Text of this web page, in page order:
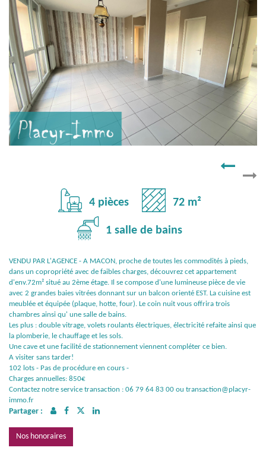
4 pièces 72 m²
1 salle de bains
VENDU PAR L'AGENCE - A MACON, proche de toutes les commodités à pieds,
dans un copropriété avec de faibles charges, découvrez cet appartement
d'env.72m² situé au 2ème étage. Il se compose d'une lumineuse pièce de vie
avec 2 grandes baies vitrées donnant sur un balcon orienté EST. La cuisine est
meublée et équipée (plaque, hotte, four). Le coin nuit vous offrira trois
chambres ainsi qu' une salle de bains.
Les plus : double vitrage, volets roulants électriques, électricité refaite ainsi que
la plomberie, le chauffage et les sols.
Une cave et une facilité de stationnement viennent compléter ce bien.
A visiter sans tarder!
102 lots - Pas de procédure en cours -
Charges annuelles: 850€
Contactez notre service transaction : 06 79 64 83 00 ou transaction@placyr-
immo.fr
Partager :
Nos honoraires